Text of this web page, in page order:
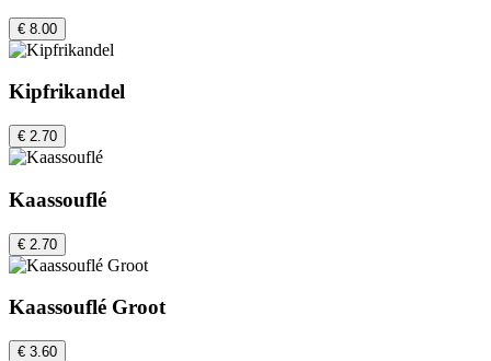
€ 8.00
Kipfrikandel
€ 2.70
Kaassouflé
€ 2.70
Kaassouflé Groot
€ 3.60